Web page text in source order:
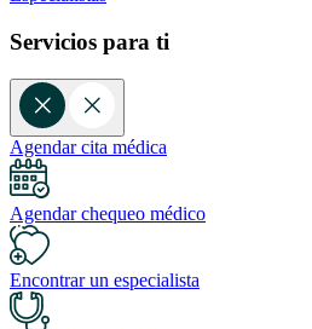
Servicios para ti
Agendar cita médica
Agendar chequeo médico
Encontrar un especialista